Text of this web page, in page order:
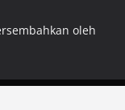
oleh